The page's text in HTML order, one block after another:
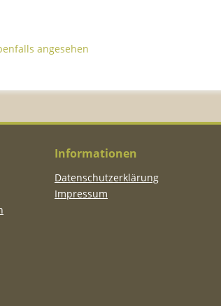
angesehen
Informationen
Datenschutzerklärung
Impressum